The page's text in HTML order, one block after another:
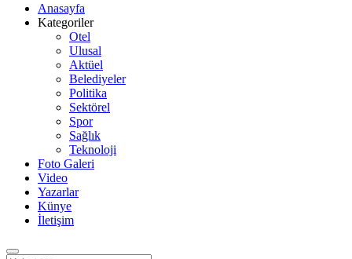
Anasayfa
Kategoriler
Otel
Ulusal
Aktüel
Belediyeler
Politika
Sektörel
Spor
Sağlık
Teknoloji
Foto Galeri
Video
Yazarlar
Künye
İletişim